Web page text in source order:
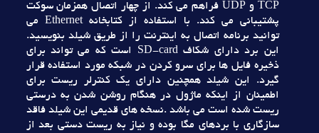
TCP و UDP فراهم مي کند. از چهار اتصال همزمان سوکت
پشتيباني مي کند. با استفاده از کتابخانه Ethernet مي
توانيد برنامه اتصال به اينترنت را از طريق شيلد بنويسيد.
اين برد داراي شکاف SD-card است که مي تواند براي
ذخيره فايل ها براي سرو کردن در شبکه مورد استفاده قرار
گيرد. اين شيلد همچنين داراي يک کنترلر ريست براي
اطمينان از اينکه ماژول در هنگام روشن شدن به درستي
ريست شده است مي باشد .نسخه هاي قديمي اين شيلد فاقد
سازگاري با بردهاي مگا بوده و نياز به ريست دستي بعد از